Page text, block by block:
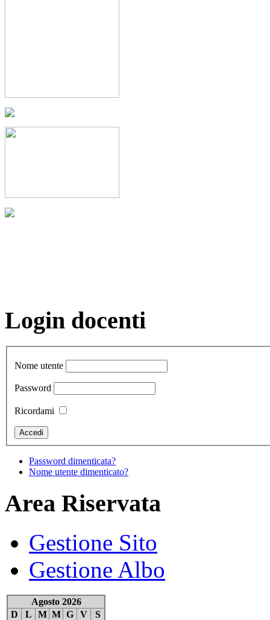
Login docenti
Nome utente
Password
Ricordami
Password dimenticata?
Nome utente dimenticato?
Area Riservata
Gestione Sito
Gestione Albo
Agosto 2026
D
L M M G V
S